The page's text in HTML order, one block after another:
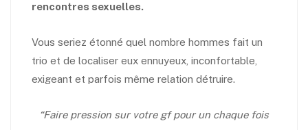
rencontres sexuelles.
Vous seriez étonné quel nombre hommes fait un
trio et de localiser eux ennuyeux, inconfortable,
exigeant et parfois même relation détruire.
“Faire pression sur votre gf pour un chaque fois